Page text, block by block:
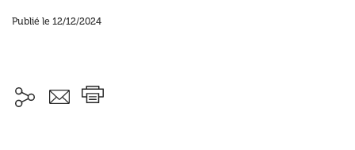
Publié le 12/12/2024